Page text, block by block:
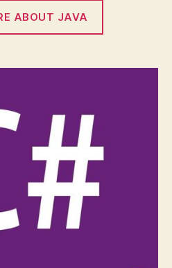
ABOUT JAVA